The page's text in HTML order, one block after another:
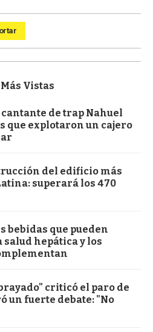
Vistas
de trap Nahuel
que explotaron un cajero
del edificio más
superará los 470
bebidas que pueden
salud hepática y los
criticó el paro de
un fuerte debate: "No